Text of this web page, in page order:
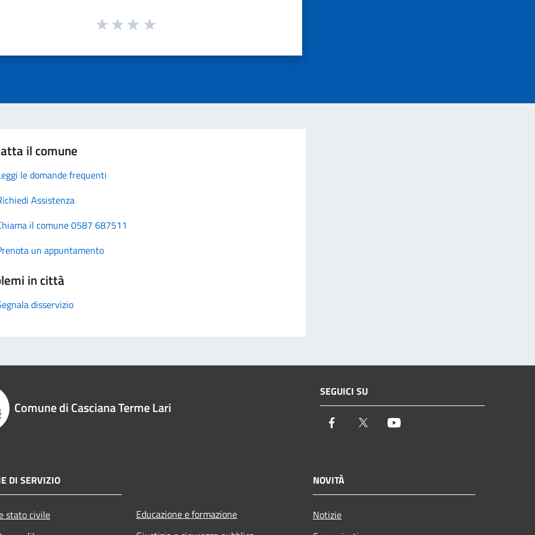
il comune
le domande frequenti
Assistenza
il comune 0587 687511
un appuntamento
in città
disservizio
Comune di Casciana Terme Lari
SEGUICI SU
Facebook Twitter
DI SERVIZIO
stato civile
Educazione e formazione
NOVITÀ
Notizie